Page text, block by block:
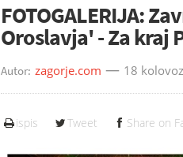
FOTOGALERIJA:
Oroslavja' - Za kraj
Autor: zagorje.com 18
ispis Tweet Share on